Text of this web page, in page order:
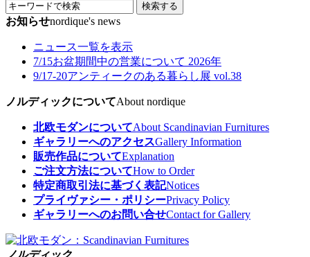
検索する
お知らせnordique's news
ニュース一覧を表示
7/15お盆期間中の営業について 2026年
9/17-20アンティークのある暮らし展 vol.38
ノルディックについてAbout nordique
北欧モダンについてAbout Scandinavian Furnitures
ギャラリーへのアクセスGallery Information
販売作品についてExplanation
ご注文方法についてHow to Order
特定商取引法に基づく表記Notices
プライヴァシー・ポリシーPrivacy Policy
ギャラリーへのお問い合せContact for Gallery
ノルディック